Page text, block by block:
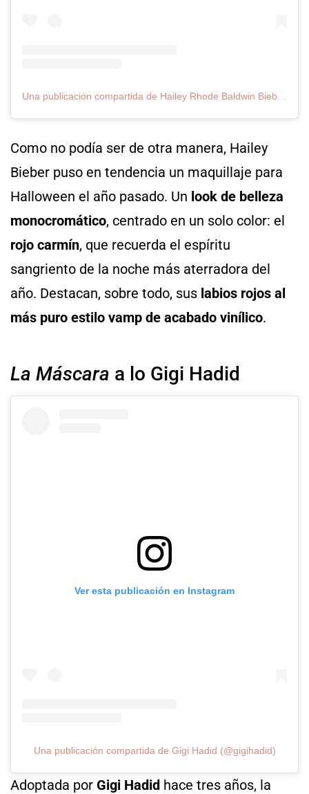
Como no podía ser de otra manera, Hailey
Bieber puso en tendencia un maquillaje para
Halloween el año pasado. Un look de belleza
monocromático, centrado en un solo color: el
rojo carmín, que recuerda el espíritu
sangriento de la noche más aterradora del
año. Destacan, sobre todo, sus labios rojos al
más puro estilo vamp de acabado vinílico.
La Máscara a lo Gigi Hadid
Ver esta publicación en Instagram
Una publicación compartida de Gigi Hadid (@gigihadid)
Adoptada por Gigi Hadid hace tres años, la